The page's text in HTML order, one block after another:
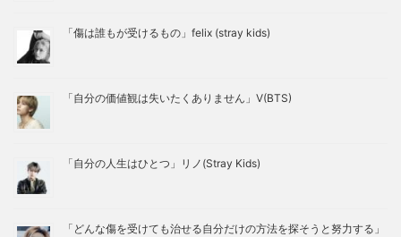
「傷は誰もが受けるもの」felix (stray kids)
「自分の価値観は失いたくありません」V(BTS)
「自分の人生はひとつ」リノ(Stray Kids)
「どんな傷を受けても治せる自分だけの方法を探そうと努力する」